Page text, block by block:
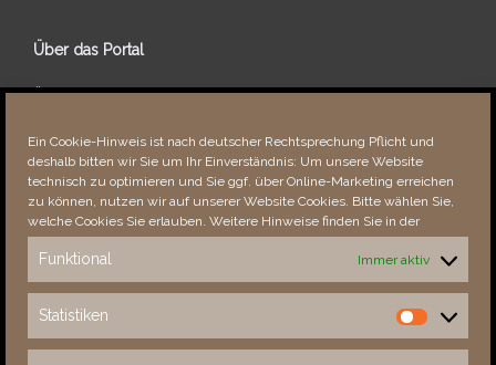
Ein Cookie-Hinweis ist nach deutscher Rechtsprechung Pflicht und
deshalb bitten wir Sie um Ihr Einverständnis: Um unsere Website
technisch zu optimieren und Sie ggf. über Online-Marketing erreichen
zu können, nutzen wir auf unserer Website Cookies. Bitte wählen Sie,
welche Cookies Sie erlauben. Weitere Hinweise finden Sie in der
Funktional Immer aktiv
Statistiken
Statistiken
Über das Portal
Über dieses Portal
Fehler bemerkt?
Besucher seit 08/​2021